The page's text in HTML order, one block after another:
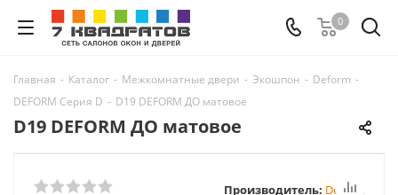
0
Главная - Каталог - Межкомнатные двери - Экошпон - Deform -
DEFORM Серия D - D19 DEFORM ДО матовое
D19 DEFORM ДО матовое
Производитель: Deform